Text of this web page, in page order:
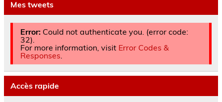
Mes tweets
Error:Could not authenticate you. (error code:
32).
For more information, visit Error Codes &
Responses.
Accès rapide